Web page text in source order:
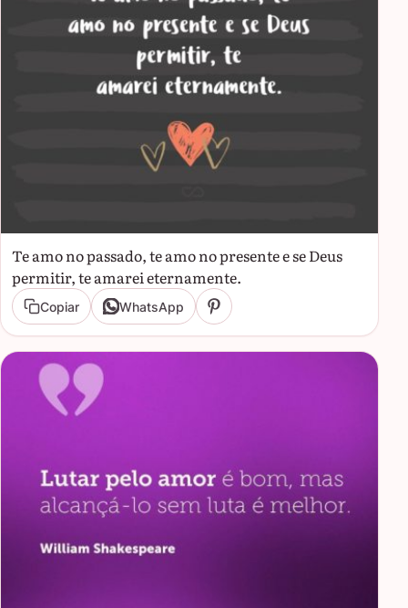
Te amo no passado, te amo no presente e se Deus
permitir, te amarei eternamente.
Copiar WhatsApp